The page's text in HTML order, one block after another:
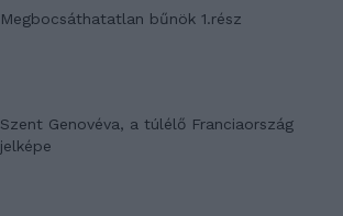
Megbocsáthatatlan bűnök 1.rész
Szent Genovéva, a túlélő Franciaország
jelképe